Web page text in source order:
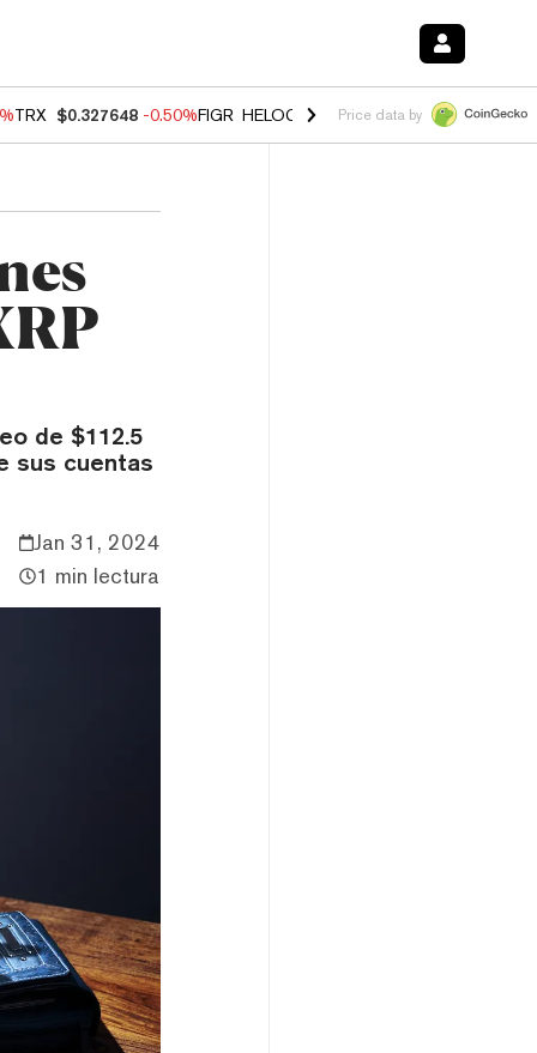
TRX $0.327648 -0.50%FIGR_HELOC $1.035 0.20%HYPE $55.59 -
Price data by
de $112.5
sus cuentas
Jan 31, 2024
1 min lectura